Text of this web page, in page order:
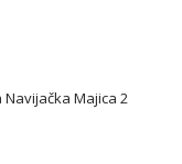
Majica 2